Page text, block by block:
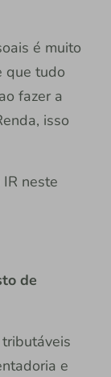
é muito
que tudo
fazer a
isso
neste
de
e